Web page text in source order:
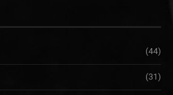
(44)
(31)